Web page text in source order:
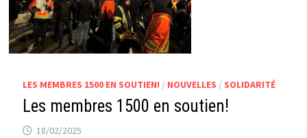
LES MEMBRES 1500 EN SOUTIEN! / NOUVELLES / SOLIDARITÉ
Les membres 1500 en soutien!
18/02/2025